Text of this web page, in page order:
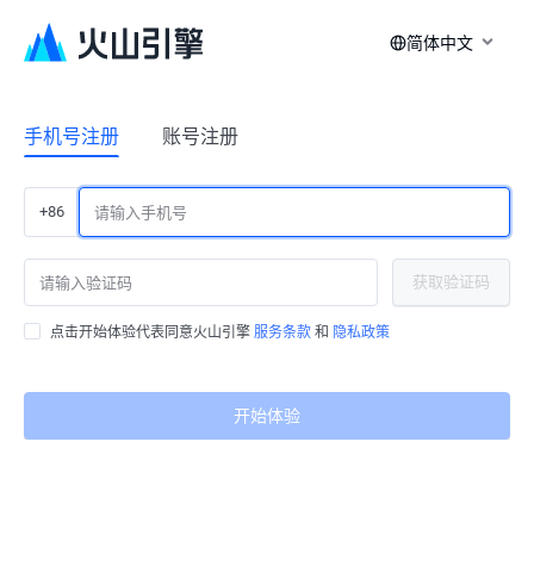
简体中文
手机号注册 账号注册
+86
获取验证码
点击开始体验代表同意火山引擎 服务条款 和 隐私政策
开始体验